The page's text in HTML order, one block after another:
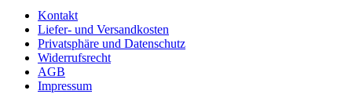
Kontakt
Liefer- und Versandkosten
Privatsphäre und Datenschutz
Widerrufsrecht
AGB
Impressum